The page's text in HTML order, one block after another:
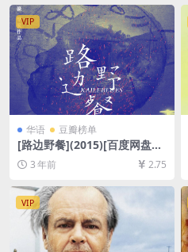
线播放，请PC下载防和谐压缩
包（含解压密码）】
VIP
华语 豆瓣榜单
[路边野餐](2015)[百度网盘
+夸克网盘1080P超清未删减
资源][网盘在线播放/下载][MP
4/6.9GB][中文字幕]
3 年前 2.75
VIP